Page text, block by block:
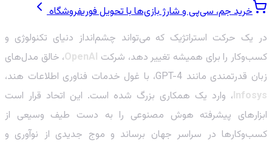
خرید جم، سی‌پی و شارژ بازی‌ها با تحویل فوریفروشگاه
در یک حرکت استراتژیک که می‌تواند چشم‌انداز دنیای تکنولوژی و
کسب‌وکار را برای همیشه تغییر دهد، شرکت OpenAI، خالق مدل‌های
زبان قدرتمندی مانند GPT-4، با غول خدمات فناوری اطلاعات هند،
Infosys، وارد یک همکاری بزرگ شده است. این اتحاد قرار است
ابزارهای پیشرفته هوش مصنوعی را به دست طیف وسیعی از
کسب‌وکارها در سراسر جهان برساند و موج جدیدی از نوآوری و